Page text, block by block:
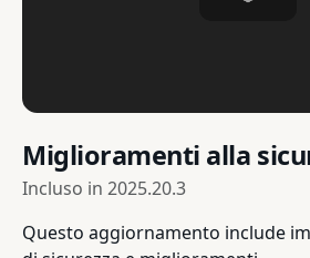
Miglioramenti alla
Incluso in 2025.20.3
Questo aggiornamento include